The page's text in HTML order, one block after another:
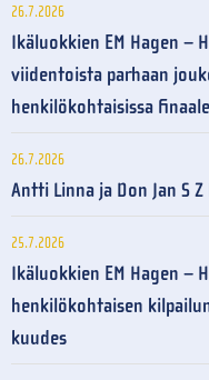
26.7.2026
Ikäluokkien EM Hagen –
viidentoista parhaan
henkilökohtaisissa
26.7.2026
Antti Linna ja Don Jan S
25.7.2026
Ikäluokkien EM Hagen –
henkilökohtaisen
kuudes